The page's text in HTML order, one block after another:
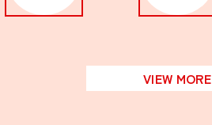
VIEW MORE